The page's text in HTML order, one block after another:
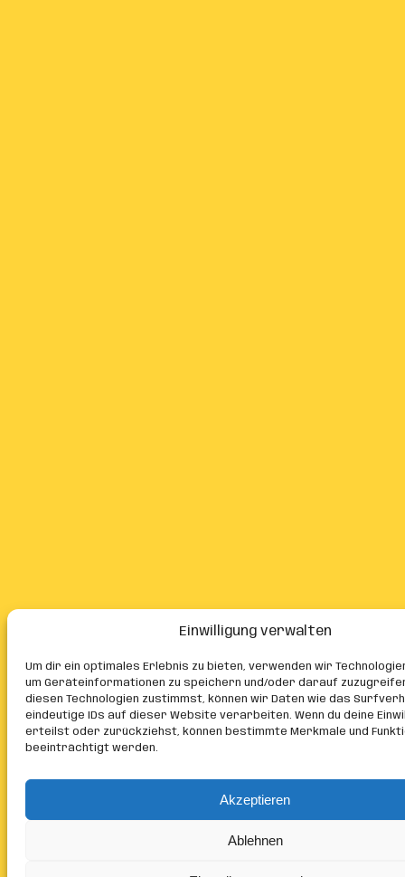
Einwilligung verwalten
Um dir ein optimales Erlebnis zu bieten, verwenden wir
um Geräteinformationen zu speichern und/oder darauf
diesen Technologien zustimmst, können wir Daten wie das
eindeutige IDs auf dieser Website verarbeiten. Wenn du deine
erteilst oder zurückziehst, können bestimmte Merkmale und
beeinträchtigt werden.
Akzeptieren
Ablehnen